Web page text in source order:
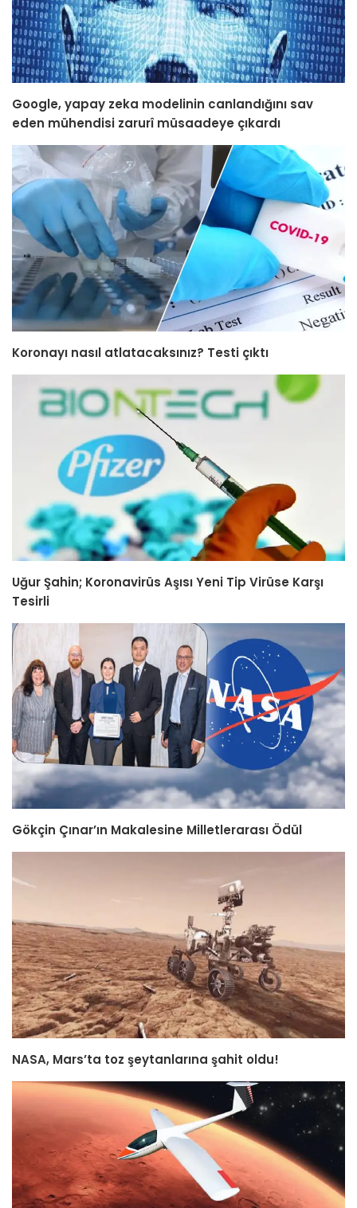
Google, yapay zeka modelinin canlandığını sav
eden mühendisi zarurî müsaadeye çıkardı
Koronayı nasıl atlatacaksınız? Testi çıktı
Uğur Şahin; Koronavirüs Aşısı Yeni Tip Virüse Karşı
Tesirli
Gökçin Çınar’ın Makalesine Milletlerarası Ödül
NASA, Mars’ta toz şeytanlarına şahit oldu!